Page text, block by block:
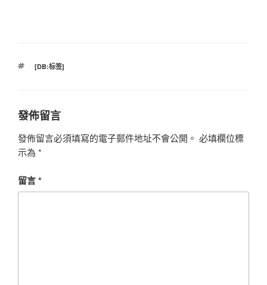
標
[DB:标签]
發佈留言
發佈留言必須填寫的電子郵件地址不會公開。 必填欄位標
示為 *
留言*